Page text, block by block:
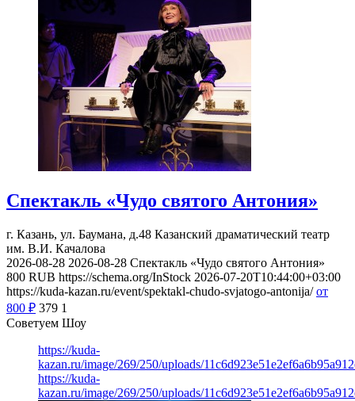
Спектакль «Чудо святого Антония»
г. Казань, ул. Баумана, д.48 Казанский драматический театр
им. В.И. Качалова
2026-08-28 2026-08-28 Спектакль «Чудо святого Антония»
800 RUB https://schema.org/InStock 2026-07-20T10:44:00+03:00
https://kuda-kazan.ru/event/spektakl-chudo-svjatogo-antonija/ от
800 ₽ 379 1
Советуем Шоу
https://kuda-
kazan.ru/image/269/250/uploads/
https://kuda-
kazan.ru/image/269/250/uploads/